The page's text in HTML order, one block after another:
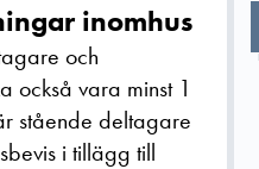
inomhus
och
också vara minst 1
stående deltagare
i tillägg till